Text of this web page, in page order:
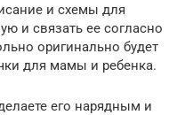
и схемы для
и связать ее согласно
оригинально будет
для мамы и ребенка.
его нарядным и